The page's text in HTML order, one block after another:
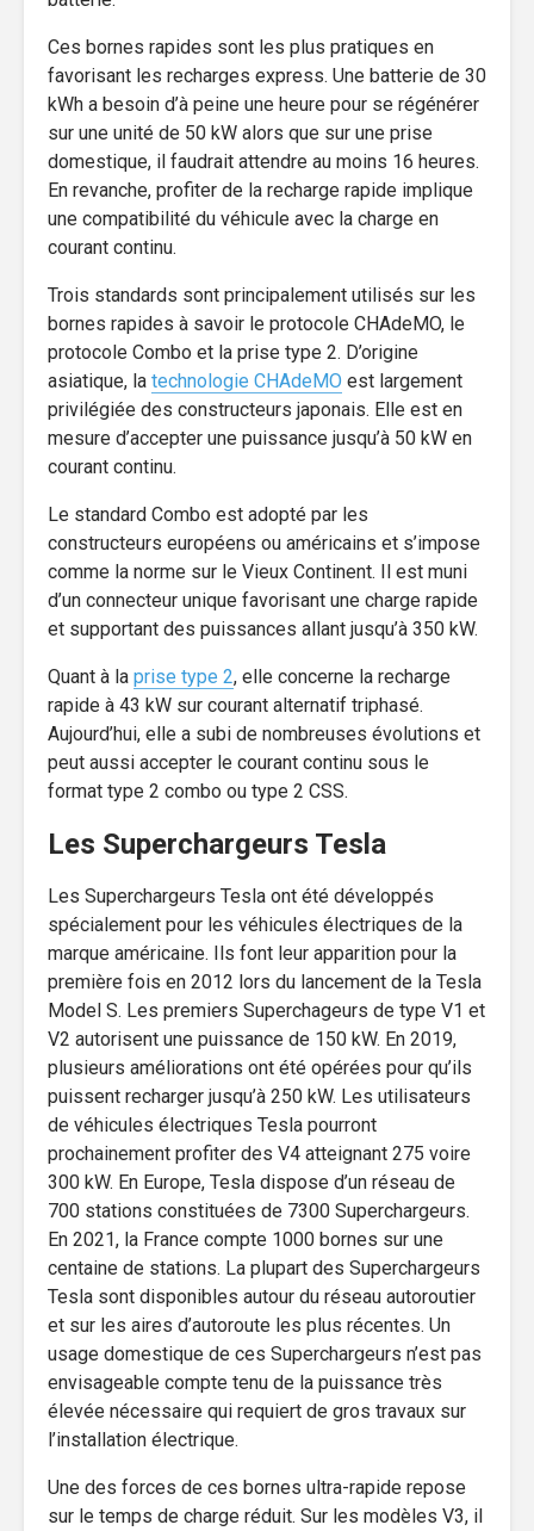
Ces bornes rapides sont les plus pratiques en
favorisant les recharges express. Une batterie de 30
kWh a besoin d’à peine une heure pour se régénérer
sur une unité de 50 kW alors que sur une prise
domestique, il faudrait attendre au moins 16 heures.
En revanche, profiter de la recharge rapide implique
une compatibilité du véhicule avec la charge en
courant continu.
Trois standards sont principalement utilisés sur les
bornes rapides à savoir le protocole CHAdeMO, le
protocole Combo et la prise type 2. D’origine
asiatique, la technologie CHAdeMO est largement
privilégiée des constructeurs japonais. Elle est en
mesure d’accepter une puissance jusqu’à 50 kW en
courant continu.
Le standard Combo est adopté par les
constructeurs européens ou américains et s’impose
comme la norme sur le Vieux Continent. Il est muni
d’un connecteur unique favorisant une charge rapide
et supportant des puissances allant jusqu’à 350 kW.
Quant à la prise type 2, elle concerne la recharge
rapide à 43 kW sur courant alternatif triphasé.
Aujourd’hui, elle a subi de nombreuses évolutions et
peut aussi accepter le courant continu sous le
format type 2 combo ou type 2 CSS.
Les Superchargeurs Tesla
Les Superchargeurs Tesla ont été développés
spécialement pour les véhicules électriques de la
marque américaine. Ils font leur apparition pour la
première fois en 2012 lors du lancement de la Tesla
Model S. Les premiers Superchageurs de type V1 et
V2 autorisent une puissance de 150 kW. En 2019,
plusieurs améliorations ont été opérées pour qu’ils
puissent recharger jusqu’à 250 kW. Les utilisateurs
de véhicules électriques Tesla pourront
prochainement profiter des V4 atteignant 275 voire
300 kW. En Europe, Tesla dispose d’un réseau de
700 stations constituées de 7300 Superchargeurs.
En 2021, la France compte 1000 bornes sur une
centaine de stations. La plupart des Superchargeurs
Tesla sont disponibles autour du réseau autoroutier
et sur les aires d’autoroute les plus récentes. Un
usage domestique de ces Superchargeurs n’est pas
envisageable compte tenu de la puissance très
élevée nécessaire qui requiert de gros travaux sur
l’installation électrique.
Une des forces de ces bornes ultra-rapide repose
sur le temps de charge réduit. Sur les modèles V3, il